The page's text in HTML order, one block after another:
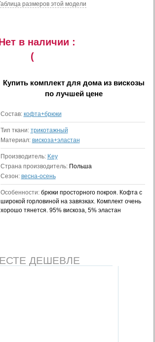
размеров этой модели
в наличии :
(
Купить комплект для дома из вискозы
по лучшей цене
Состав: кофта+брюки
Тип ткани: трикотажный
Материал: вискоза+эластан
Производитель: Key
Страна производитель: Польша
Сезон: весна-осень
Особенности: брюки просторного покроя. Кофта с
широкой горловиной на завязках. Комплект очень
хорошо тянется. 95% вискоза, 5% эластан
ДЕШЕВЛЕ